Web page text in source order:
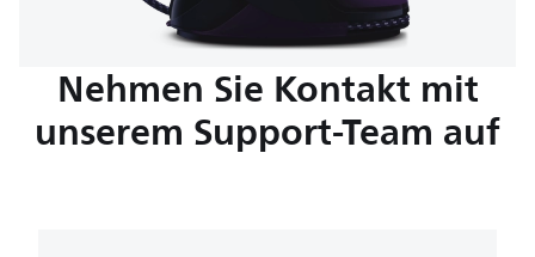
Nehmen Sie Kontakt mit
unserem Support-Team auf